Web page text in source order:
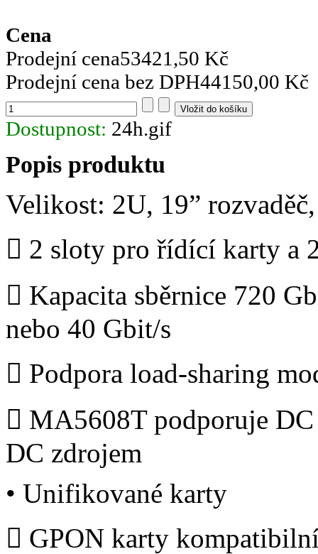
Cena
Prodejní cena53421,50 Kč
Prodejní cena bez DPH44150,00 Kč
Dostupnost: 24h.gif
Popis produktu
Velikost: 2U, 19”
 2 sloty pro řídící karty a
 Kapacita sběrnice 720
nebo 40 Gbit/s
 Podpora load-sharing
 MA5608T podporuje
DC zdrojem
• Unifikované karty
 GPON karty